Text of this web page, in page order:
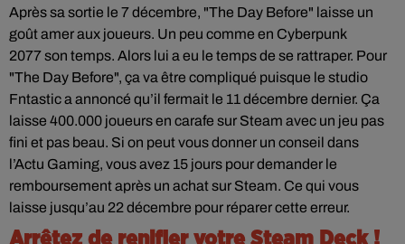
Après sa sortie le 7 décembre, "The Day Before" laisse un
goût amer aux joueurs. Un peu comme en Cyberpunk
2077 son temps. Alors lui a eu le temps de se rattraper. Pour
"The Day Before", ça va être compliqué puisque le studio
Fntastic a annoncé qu’il fermait le 11 décembre dernier. Ça
laisse 400.000 joueurs en carafe sur Steam avec un jeu pas
fini et pas beau. Si on peut vous donner un conseil dans
l’Actu Gaming, vous avez 15 jours pour demander le
remboursement après un achat sur Steam. Ce qui vous
laisse jusqu’au 22 décembre pour réparer cette erreur.
Arrêtez de renifler votre Steam Deck !